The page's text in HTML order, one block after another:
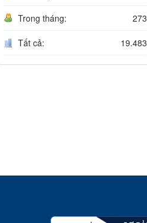
Trong tháng: 273
Tất cả: 19.483